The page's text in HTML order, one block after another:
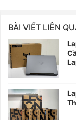
BÀI VIẾT LIÊN